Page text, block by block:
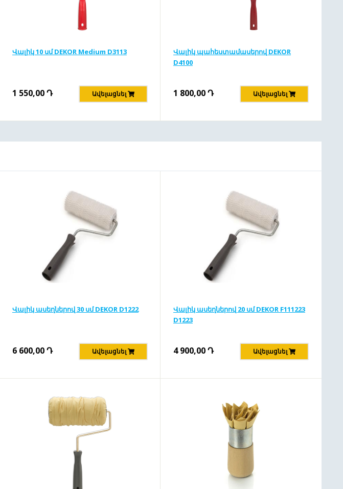
Վալիկ 10 սմ DEKOR Medium D3113
1 550,00Դ Ավելացնել
Վալիկ պահեստամասերով DEKOR
D4100
1 800,00Դ Ավելացնել
Վալիկ ասեղներով 30 սմ DEKOR D1222
6 600,00Դ Ավելացնել
Վալիկ ասեղներով 20 սմ DEKOR F111223
D1223
4 900,00Դ Ավելացնել